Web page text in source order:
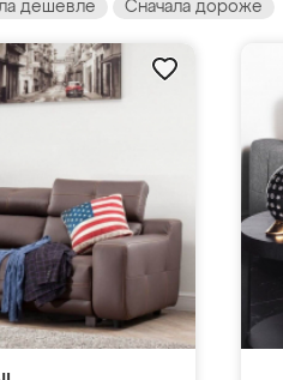
дешевле Сначала дороже